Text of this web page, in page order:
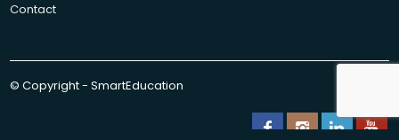
Contact
© Copyright - SmartEducation